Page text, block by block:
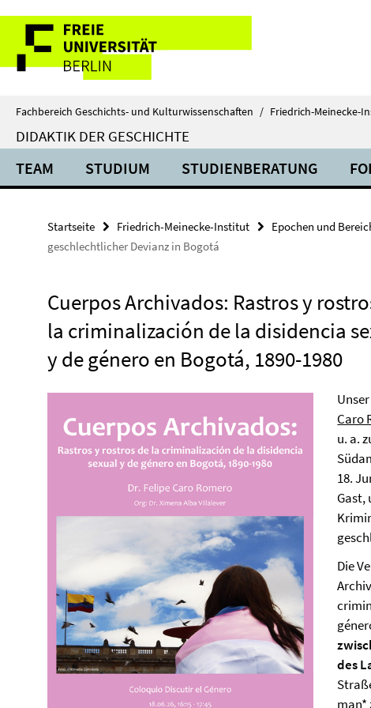
direkt
Inhalt
Service-
Navigation
Fachbereich Geschichts- und Kulturwissenschaften / Friedrich-Meinecke-
DIDAKTIK DER GESCHICHTE
TEAM STUDIUM STUDIENBERATUNG
Startseite Friedrich-Meinecke-Institut Epochen und
geschlechtlicher Devianz in Bogotá
Cuerpos Archivados: Rastros y
la criminalización de la disidencia
y de género en Bogotá, 1890-1980
Caro
u. a.
18.
Gast,
Die
des
man*